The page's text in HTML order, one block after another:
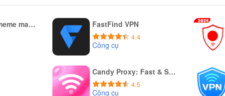
Mirror: Emoji meme maker FastFind VPN
4.4
Công cụ
Download APK Candy Proxy: Fast & Safe VPN
4.5
Công cụ